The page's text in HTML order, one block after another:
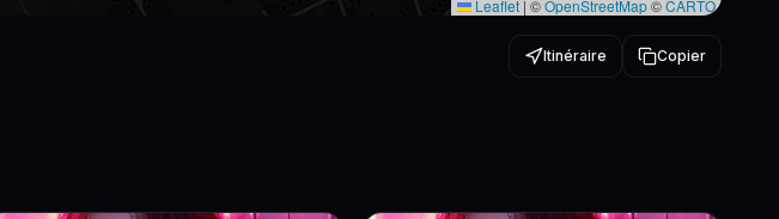
Leaflet | ©OpenStreetMap©CARTO
Itinéraire Copier